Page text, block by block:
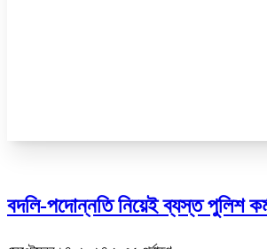
বদলি-পদোন্নতি নিয়েই ব্যস্ত পুলিশ